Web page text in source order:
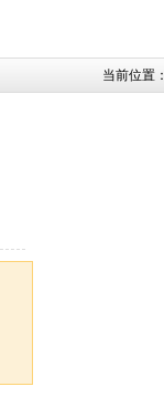
当前位置：